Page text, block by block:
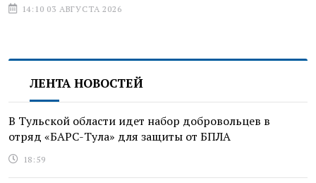
14:10 03 АВГУСТА 2026
ЛЕНТА НОВОСТЕЙ
В Тульской области идет набор добровольцев в
отряд «БАРС-Тула» для защиты от БПЛА
18:59